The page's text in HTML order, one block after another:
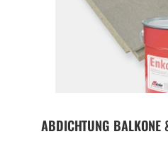
ABDICHTUNG BALKONE